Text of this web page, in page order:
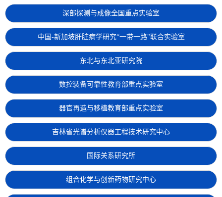
深部探测与成像全国重点实验室
中国-新加坡肝脏病学研究“一带一路"联合实验室
东北与东北亚研究院
数控装备可靠性教育部重点实验室
器官再造与移植教育部重点实验室
吉林省光谱分析仪器工程技术研究中心
国际关系研究所
组合化学与创新药物研究中心